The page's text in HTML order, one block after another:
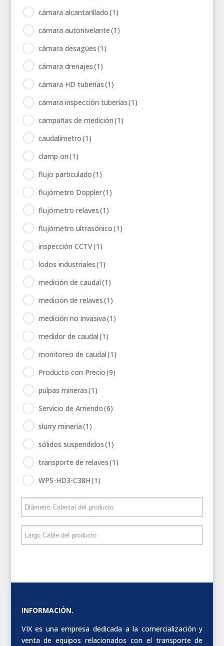
cámara alcantarillado(1)
cámara autonivelante(1)
cámara desagües(1)
cámara drenajes(1)
cámara HD tuberías(1)
cámara inspección tuberías(1)
campañas de medición(1)
caudalímetro(1)
clamp on(1)
flujo particulado(1)
flujómetro Doppler(1)
flujómetro relaves(1)
flujómetro ultrasónico(1)
inspección CCTV(1)
lodos industriales(1)
medición de caudal(1)
medición de relaves(1)
medición no invasiva(1)
medidor de caudal(1)
monitoreo de caudal(1)
Producto con Precio(9)
pulpas mineras(1)
Servicio de Arriendo(6)
slurry minería(1)
sólidos suspendidos(1)
transporte de relaves(1)
WPS-HD3-C38H(1)
INFORMACIÓN.
VIX es una empresa dedicada a la comercialización y
venta de equipos relacionados con el transporte de